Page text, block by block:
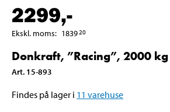
2299,-
Ekskl. moms: 183920
Donkraft, ”Racing”, 2000 kg
Art. 15-893
Findes på lager i 11 varehuse